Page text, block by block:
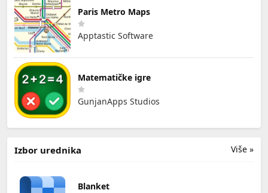
Paris Metro Maps
Apptastic Software
Matematičke igre
GunjanApps Studios
Više »
Izbor urednika
Blanket